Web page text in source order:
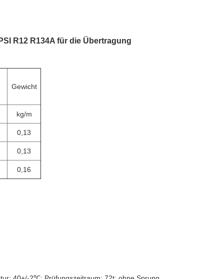
R12 R134A für die Übertragung
Gewicht
kg/m
0,13
0,13
0,16